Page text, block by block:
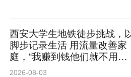
西安大学生地铁徒步挑战，
脚步记录生活 用流量改善家
庭，“我赚到钱他们就不用早
起了”
2026-08-03